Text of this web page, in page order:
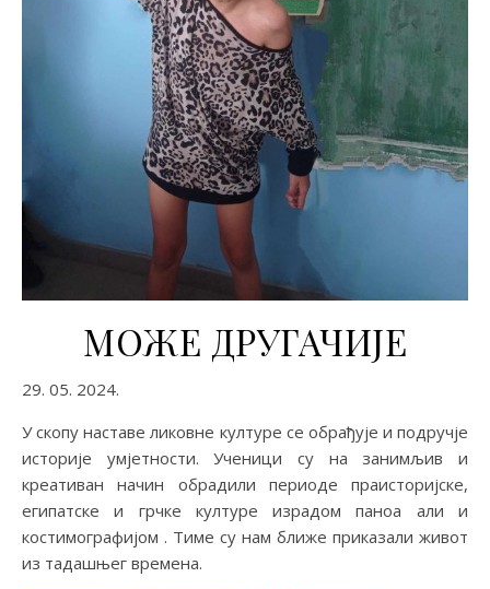
МОЖЕ ДРУГАЧИЈЕ
29. 05. 2024.
У скопу наставе ликовне културе се обрађује и подручје
историје умјетности. Ученици су на занимљив и
креативан начин обрадили периоде праисторијске,
египатске и грчке културе израдом паноа али и
костимографијом . Тиме су нам ближе приказали живот
из тадашњег времена.